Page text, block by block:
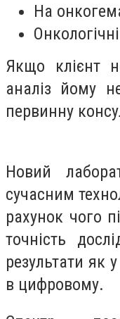
На
Якщо клієнт
аналіз йому
первинну
Новий
сучасним
рахунок чого
точність
результати як
в цифровому.